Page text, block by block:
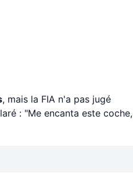
, mais la FIA n'a pas jugé
: "Me encanta este coche,